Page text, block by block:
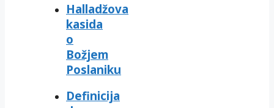
Halladžova
kasida
o
Božjem
Poslaniku
Definicija